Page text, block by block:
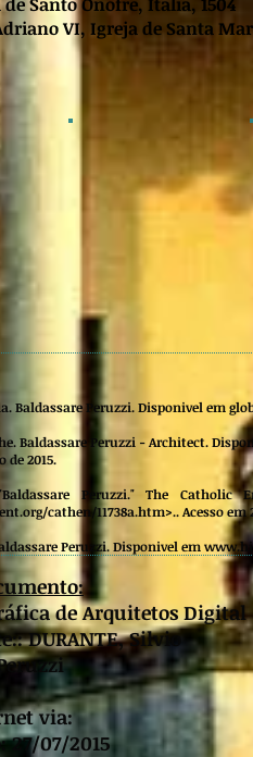
VI, Igreja de Santa
Baldassare Peruzzi. Disponivel em
Baldassare Peruzzi - Architect.
de 2015.
Peruzzi." The Catholic
cathen/11738a.htm>.. Acesso em
Peruzzi. Disponivel em
de Arquitetos Digital
DURANTE, Silvio
via:
07/2015